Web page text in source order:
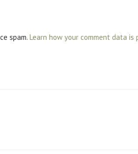
spam. Learn how your comment data is